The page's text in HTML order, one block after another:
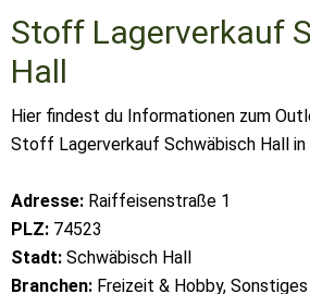
Stoff Lagerverkauf
Hall
Hier findest du Informationen zum
Stoff Lagerverkauf Schwäbisch Hall in
Adresse: Raiffeisenstraße 1
PLZ: 74523
Stadt: Schwäbisch Hall
Branchen: Freizeit & Hobby, Sonstiges